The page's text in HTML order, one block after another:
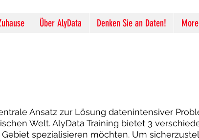
Über AlyData Denken Sie an Daten! More
Ansatz zur Lösung datenintensiver
Welt. AlyData Training bietet 3
spezialisieren möchten. Um